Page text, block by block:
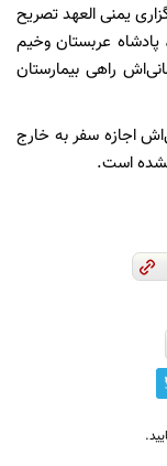
یمنی العهد تصریح
عربستان وخیم
راهی بیمارستان
اجازه سفر به خارج
نشده است.